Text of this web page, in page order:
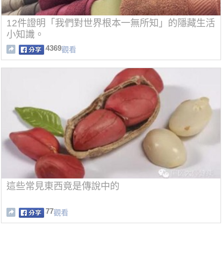
12件證明「我們對世界根本一無所知」的隱藏生活
小知識。
4369觀看
這些常見東西竟是傳說中的
77觀看